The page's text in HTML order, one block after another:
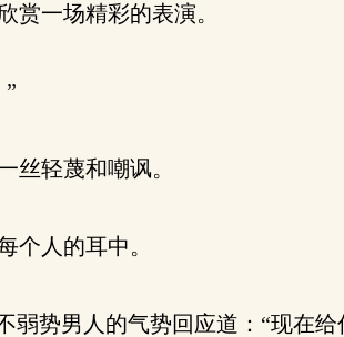
一场精彩的表演。
轻蔑和嘲讽。
个人的耳中。
势男人的气势回应道：“现在